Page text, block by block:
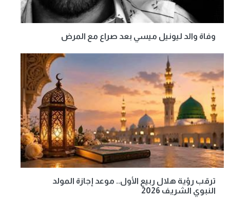
وفاة والد ليونيل ميسي بعد صراع مع المرض
ترقب رؤية هلال ربيع الأول.. موعد إجازة المولد
النبوي الشريف 2026